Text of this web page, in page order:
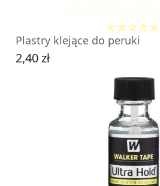
Plastry klejące do peruki
Cena
2,40 zł
DO KOSZYKA